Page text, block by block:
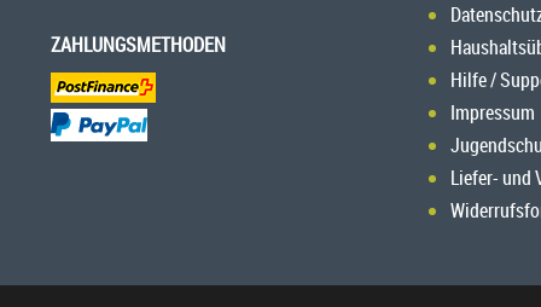
ZAHLUNGSMETHODEN
Hilfe /
Impressum
Liefer- und